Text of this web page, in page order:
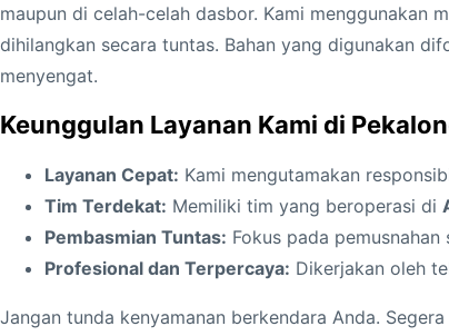
maupun di celah-celah dasbor. Kami menggunakan
dihilangkan secara tuntas. Bahan yang digunakan
menyengat.
Keunggulan Layanan Kami di
Layanan Cepat: Kami mengutamakan
Tim Terdekat: Memiliki tim yang beroperasi di
Pembasmian Tuntas: Fokus pada
Profesional dan Terpercaya: Dikerjakan oleh
Jangan tunda kenyamanan berkendara Anda.